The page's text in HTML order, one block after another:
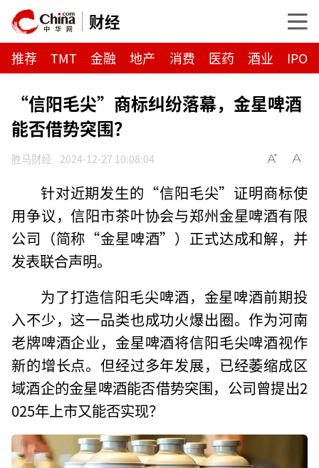
财经
推荐 TMT 金融 地产 消费 医药 酒业 IPO
“信阳毛尖”商标纠纷落幕，金星啤酒
能否借势突围？
胜马财经 2024-12-27 10:08:04
针对近期发生的“信阳毛尖”证明商标使
用争议，信阳市茶叶协会与郑州金星啤酒有限
公司（简称“金星啤酒”）正式达成和解，并
发表联合声明。
为了打造信阳毛尖啤酒，金星啤酒前期投
入不少，这一品类也成功火爆出圈。作为河南
老牌啤酒企业，金星啤酒将信阳毛尖啤酒视作
新的增长点。但经过多年发展，已经萎缩成区
域酒企的金星啤酒能否借势突围，公司曾提出2
025年上市又能否实现？